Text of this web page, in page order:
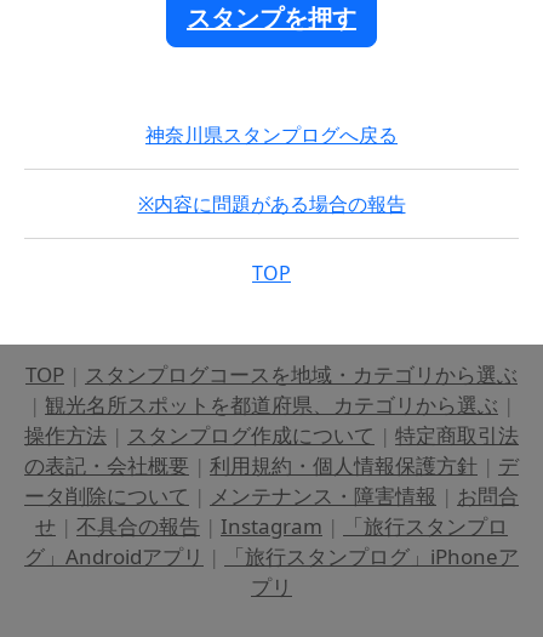
スタンプを押す
神奈川県スタンプログへ戻る
※内容に問題がある場合の報告
TOP
TOP | スタンプログコースを地域・カテゴリから選ぶ
| 観光名所スポットを都道府県、カテゴリから選ぶ |
操作方法 | スタンプログ作成について | 特定商取引法
の表記・会社概要 | 利用規約・個人情報保護方針 | デ
ータ削除について | メンテナンス・障害情報 | お問合
せ | 不具合の報告 | Instagram |
「旅行スタンプロ
グ」Androidアプリ |
「旅行スタンプログ」iPhoneア
プリ